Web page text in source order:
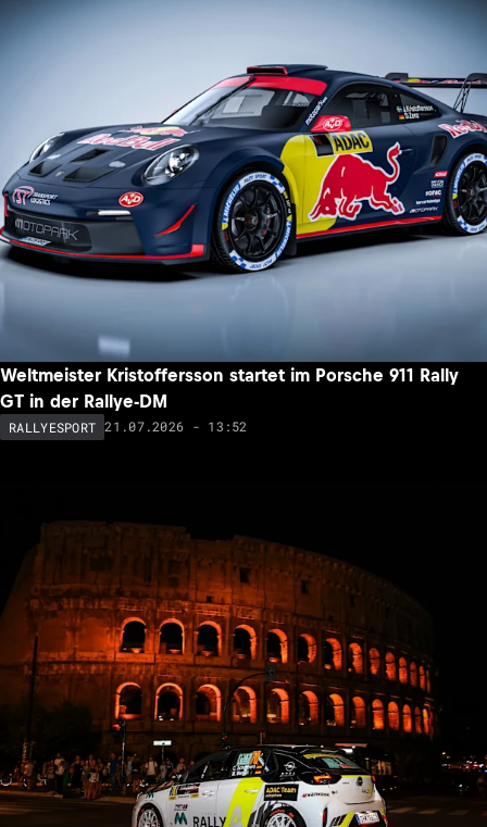
Weltmeister Kristoffersson startet im Porsche 911 Rally
GT in der Rallye-DM
RALLYESPORT 21.07.2026 - 13:52